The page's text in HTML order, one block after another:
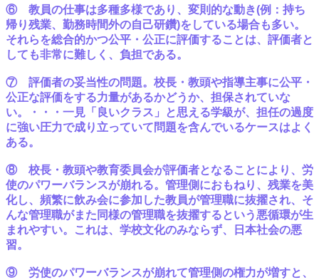
⑥ 教員の仕事は多種多様であり、変則的な動き(例：持ち
帰り残業、勤務時間外の自己研鑽)をしている場合も多い。
それらを総合的かつ公平・公正に評価することは、評価者と
しても非常に難しく、負担である。
⑦ 評価者の妥当性の問題。校長・教頭や指導主事に公平・
公正な評価をする力量があるかどうか、担保されていな
い。・・・一見「良いクラス」と思える学級が、担任の過度
に強い圧力で成り立っていて問題を含んでいるケースはよく
ある。
⑧ 校長・教頭や教育委員会が評価者となることにより、労
使のパワーバランスが崩れる。管理側におもねり、残業を美
化し、頻繁に飲み会に参加した教員が管理職に抜擢され、そ
んな管理職がまた同様の管理職を抜擢するという悪循環が生
まれやすい。これは、学校文化のみならず、日本社会の悪
習。
⑨ 労使のパワーバランスが崩れて管理側の権力が増すと、